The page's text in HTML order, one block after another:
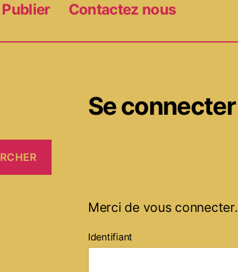
Publier Contactez nous
Se connecter
Merci de vous connecter.
Identifiant